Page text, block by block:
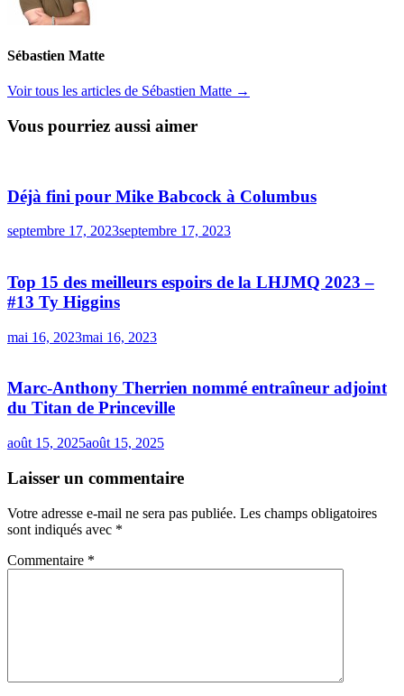
Sébastien Matte
Voir tous les articles de Sébastien Matte →
Vous pourriez aussi aimer
Déjà fini pour Mike Babcock à Columbus
septembre 17, 2023septembre 17, 2023
Top 15 des meilleurs espoirs de la LHJMQ 2023 –
#13 Ty Higgins
mai 16, 2023mai 16, 2023
Marc-Anthony Therrien nommé entraîneur adjoint
du Titan de Princeville
août 15, 2025août 15, 2025
Laisser un commentaire
Votre adresse e-mail ne sera pas publiée. Les champs obligatoires
sont indiqués avec *
Commentaire *